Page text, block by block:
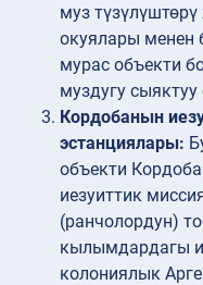
муз
окуялары менен
мурас объекти
муздугу
Кордобанын
эстанциялары:
объекти
иезуиттик
(ранчолордун)
кылымдардагы
колониялык